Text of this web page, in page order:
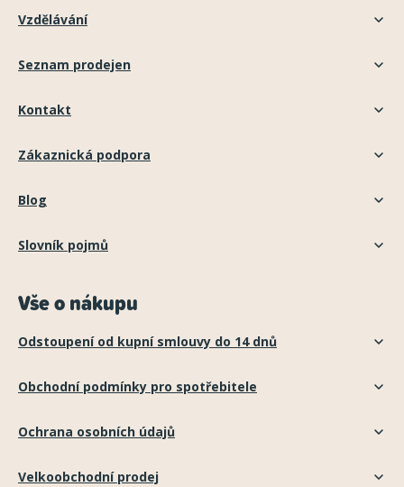
Vzdělávání
Seznam prodejen
Kontakt
Zákaznická podpora
Blog
Slovník pojmů
Vše o nákupu
Odstoupení od kupní smlouvy do 14 dnů
Obchodní podmínky pro spotřebitele
Ochrana osobních údajů
Velkoobchodní prodej